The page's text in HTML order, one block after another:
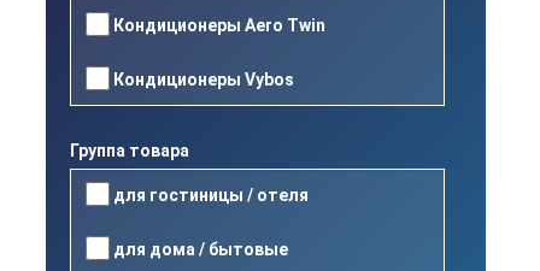
Кондиционеры Aero Twin
Кондиционеры Vybos
Группа товара
для гостиницы / отеля
для дома / бытовые